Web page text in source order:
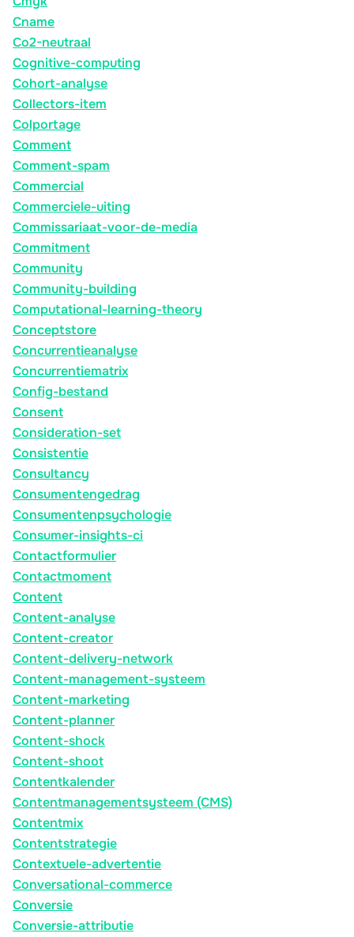
Cname
Co2-neutraal
Cognitive-computing
Cohort-analyse
Collectors-item
Colportage
Comment
Comment-spam
Commercial
Commerciele-uiting
Commissariaat-voor-de-media
Commitment
Community
Community-building
Computational-learning-theory
Conceptstore
Concurrentieanalyse
Concurrentiematrix
Config-bestand
Consent
Consideration-set
Consistentie
Consultancy
Consumentengedrag
Consumentenpsychologie
Consumer-insights-ci
Contactformulier
Contactmoment
Content
Content-analyse
Content-creator
Content-delivery-network
Content-management-systeem
Content-marketing
Content-planner
Content-shock
Content-shoot
Contentkalender
Contentmanagementsysteem (CMS)
Contentmix
Contentstrategie
Contextuele-advertentie
Conversational-commerce
Conversie
Conversie-attributie